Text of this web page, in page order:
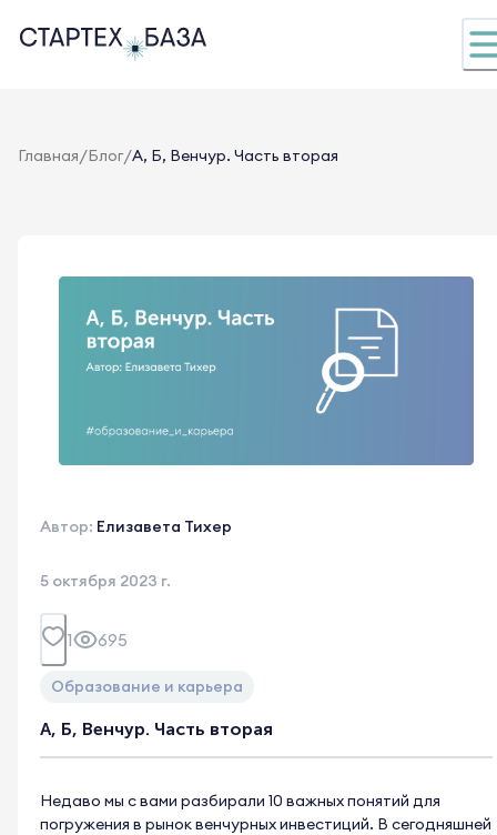
Главная/Блог/А, Б, Венчур. Часть вторая
Автор: Елизавета Тихер
5 октября 2023 г.
Образование и карьера
1 695
А, Б, Венчур. Часть вторая
Недаво мы с вами разбирали 10 важных понятий для
погружения в рынок венчурных инвестиций. В сегодняшней